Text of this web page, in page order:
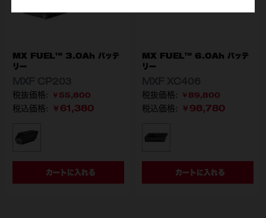
MX FUEL™ 3.0Ah バッテ
リー
￥55,800
税込価格: ￥61,380
型番MXF CP203 JP
カートに入れる
MX FUEL™ 6.0Ah バッテ
リー
￥89,800
税込価格: ￥98,780
型番MXF XC406 JP
カートに入れる